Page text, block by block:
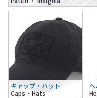
キャップ・ハット
Caps・Hats
ヘ